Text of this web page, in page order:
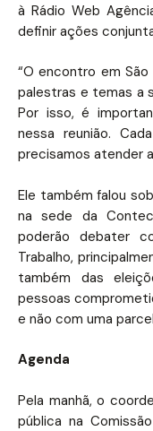
à Rádio Web
definir ações
“O encontro em
palestras e temas a
Por isso, é
nessa reunião.
precisamos atender
Ele também falou
na sede da
poderão debater
Trabalho,
também das
pessoas
e não com uma
Agenda
Pela manhã, o
pública na